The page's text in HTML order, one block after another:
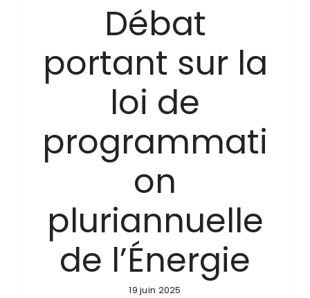
Débat
portant sur la
loi de
programmati
on
pluriannuelle
de l’Énergie
19 juin 2025